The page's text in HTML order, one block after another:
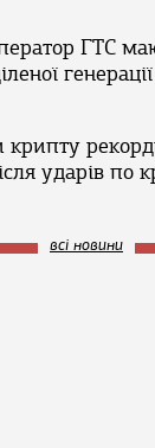
ГТС
крипту
ударів по
всі новини